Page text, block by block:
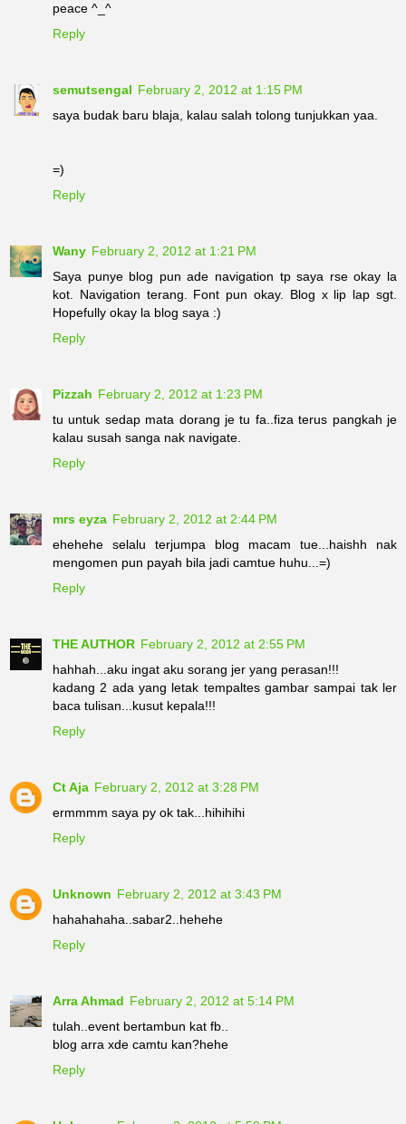
peace ^_^
Reply
semutsengal February 2, 2012 at 1:15 PM
saya budak baru blaja, kalau salah tolong tunjukkan yaa.
=)
Reply
Wany February 2, 2012 at 1:21 PM
Saya punye blog pun ade navigation tp saya rse okay la
kot. Navigation terang. Font pun okay. Blog x lip lap sgt.
Hopefully okay la blog saya :)
Reply
Pizzah February 2, 2012 at 1:23 PM
tu untuk sedap mata dorang je tu fa..fiza terus pangkah je
kalau susah sanga nak navigate.
Reply
mrs eyza February 2, 2012 at 2:44 PM
ehehehe selalu terjumpa blog macam tue...haishh nak
mengomen pun payah bila jadi camtue huhu...=)
Reply
THE AUTHOR February 2, 2012 at 2:55 PM
hahhah...aku ingat aku sorang jer yang perasan!!!
kadang 2 ada yang letak tempaltes gambar sampai tak ler
baca tulisan...kusut kepala!!!
Reply
Ct Aja February 2, 2012 at 3:28 PM
ermmmm saya py ok tak...hihihihi
Reply
Unknown February 2, 2012 at 3:43 PM
hahahahaha..sabar2..hehehe
Reply
Arra Ahmad February 2, 2012 at 5:14 PM
tulah..event bertambun kat fb..
blog arra xde camtu kan?hehe
Reply